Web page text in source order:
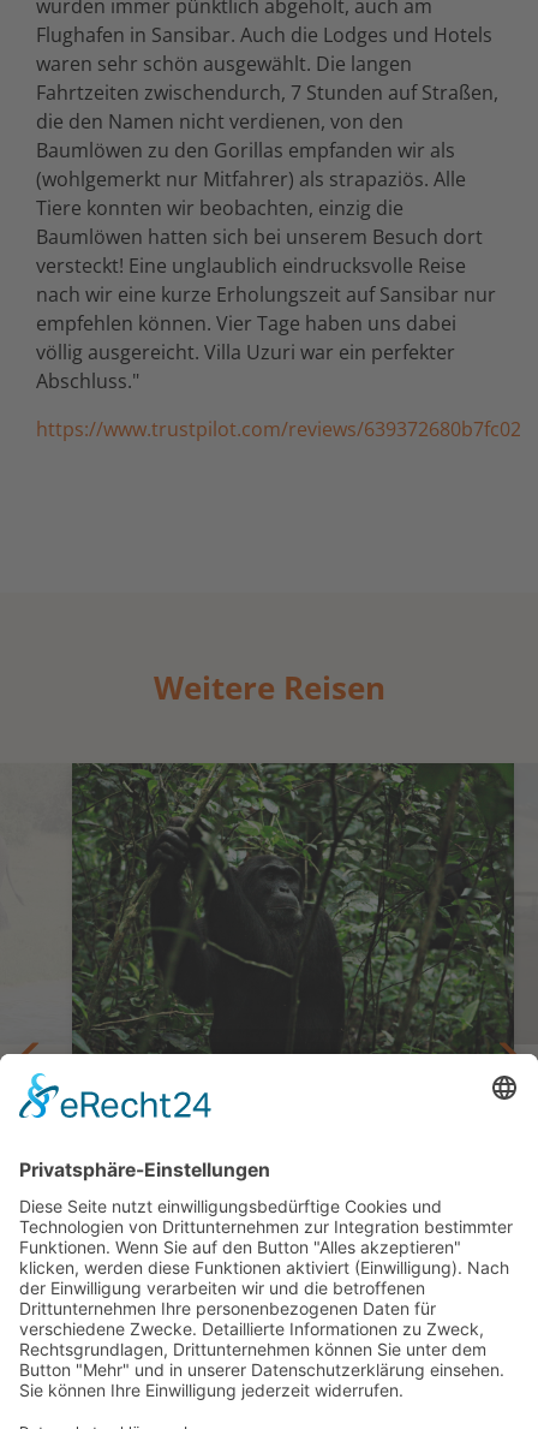
wurden immer pünktlich abgeholt, auch am
Flughafen in Sansibar. Auch die Lodges und Hotels
waren sehr schön ausgewählt. Die langen
Fahrtzeiten zwischendurch, 7 Stunden auf Straßen,
die den Namen nicht verdienen, von den
Baumlöwen zu den Gorillas empfanden wir als
(wohlgemerkt nur Mitfahrer) als strapaziös. Alle
Tiere konnten wir beobachten, einzig die
Baumlöwen hatten sich bei unserem Besuch dort
versteckt! Eine unglaublich eindrucksvolle Reise
nach wir eine kurze Erholungszeit auf Sansibar nur
empfehlen können. Vier Tage haben uns dabei
völlig ausgereicht. Villa Uzuri war ein perfekter
Abschluss."
https://www.trustpilot.com/reviews/
Weitere Reisen
Begegnung mit den sanften Riesen
13 Tage ab/bis Entebbe
ab 4.395,— €